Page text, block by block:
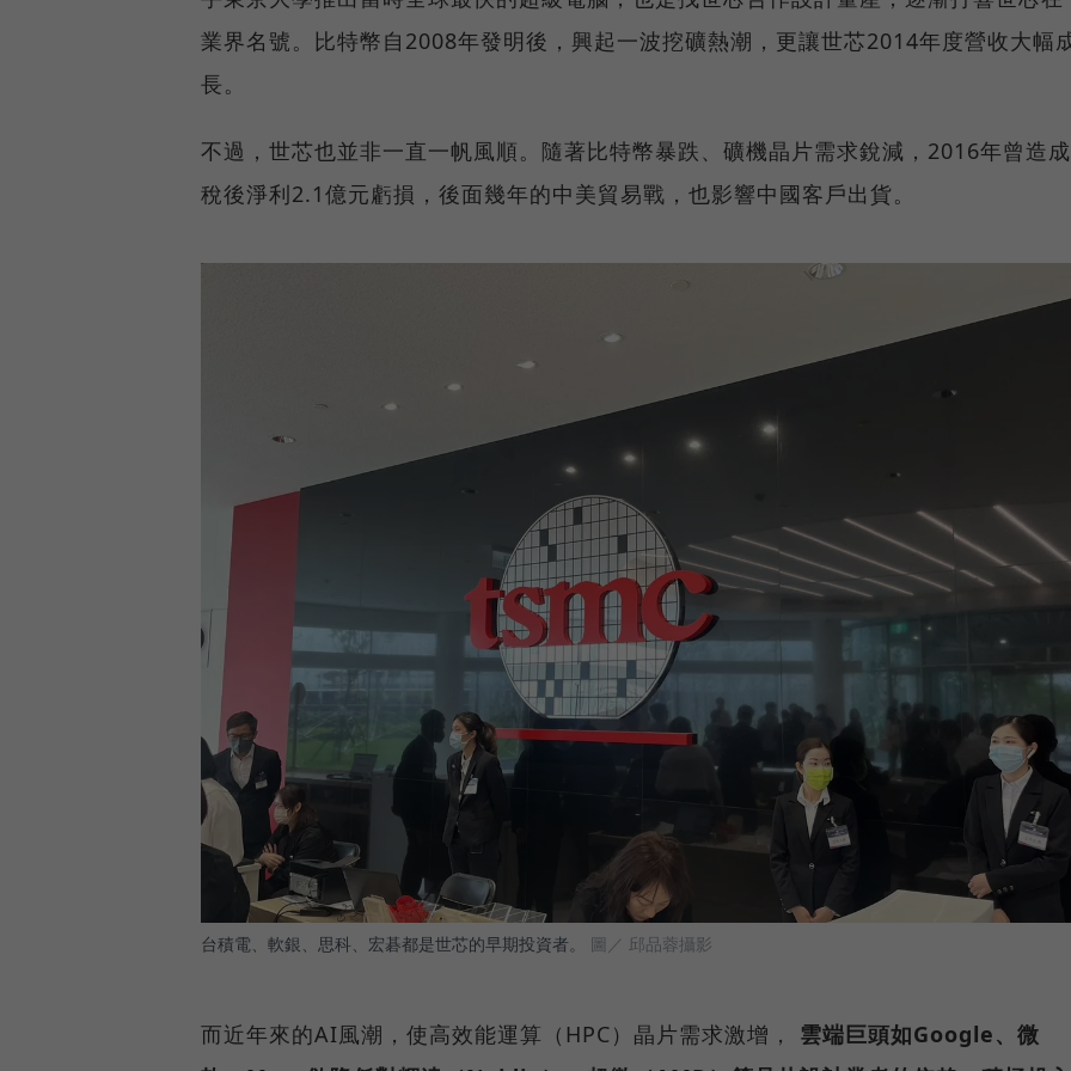
業界名號。比特幣自2008年發明後，興起一波挖礦熱潮，更讓世芯2014年度營收大幅
長。
不過，世芯也並非一直一帆風順。隨著比特幣暴跌、礦機晶片需求銳減，2016年曾造成
稅後淨利2.1億元虧損，後面幾年的中美貿易戰，也影響中國客戶出貨。
台積電、軟銀、思科、宏碁都是世芯的早期投資者。 圖／ 邱品蓉攝影
而近年來的AI風潮，使高效能運算（HPC）晶片需求激增， 雲端巨頭如Google、微